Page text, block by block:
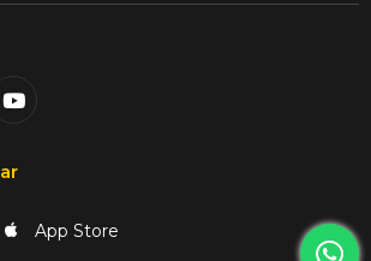
App Store